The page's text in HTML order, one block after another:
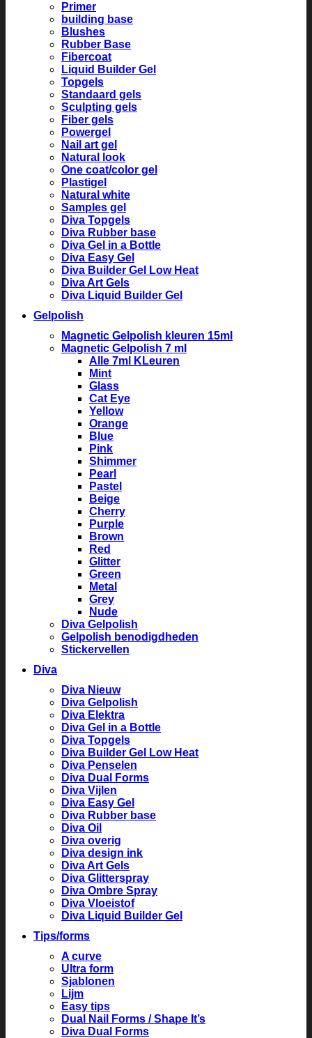
Primer
building base
Blushes
Rubber Base
Fibercoat
Liquid Builder Gel
Topgels
Standaard gels
Sculpting gels
Fiber gels
Powergel
Nail art gel
Natural look
One coat/color gel
Plastigel
Natural white
Samples gel
Diva Topgels
Diva Rubber base
Diva Gel in a Bottle
Diva Easy Gel
Diva Builder Gel Low Heat
Diva Art Gels
Diva Liquid Builder Gel
Gelpolish
Magnetic Gelpolish kleuren 15ml
Magnetic Gelpolish 7 ml
Alle 7ml KLeuren
Mint
Glass
Cat Eye
Yellow
Orange
Blue
Pink
Shimmer
Pearl
Pastel
Beige
Cherry
Purple
Brown
Red
Glitter
Green
Metal
Grey
Nude
Diva Gelpolish
Gelpolish benodigdheden
Stickervellen
Diva
Diva Nieuw
Diva Gelpolish
Diva Elektra
Diva Gel in a Bottle
Diva Topgels
Diva Builder Gel Low Heat
Diva Penselen
Diva Dual Forms
Diva Vijlen
Diva Easy Gel
Diva Rubber base
Diva Oil
Diva overig
Diva design ink
Diva Art Gels
Diva Glitterspray
Diva Ombre Spray
Diva Vloeistof
Diva Liquid Builder Gel
Tips/forms
A curve
Ultra form
Sjablonen
Lijm
Easy tips
Dual Nail Forms / Shape It’s
Diva Dual Forms